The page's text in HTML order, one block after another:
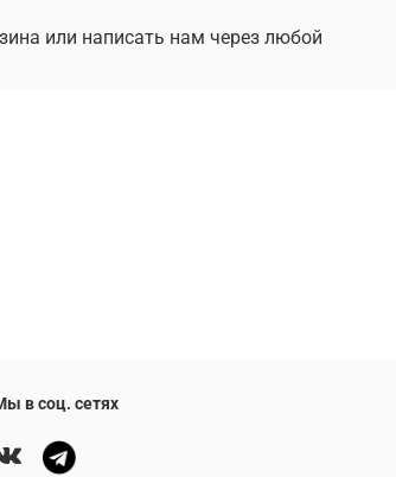
или написать нам через любой
в соц. сетях